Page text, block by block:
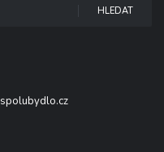
HLEDAT
spolubydlo.cz